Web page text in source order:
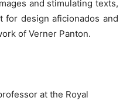
and stimulating texts,
design aficionados and
of Verner Panton.
at the Royal